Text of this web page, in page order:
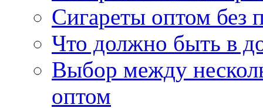
Сигареты оптом без
Что должно быть в
Выбор между
оптом